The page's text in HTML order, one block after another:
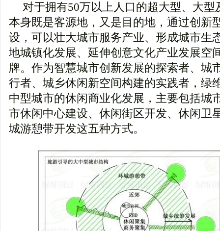
对于拥有50万以上人口的超大型、大
本身既是客源地，又是目的地，通过创新
设，可以壮大城市服务产业、形成城市生
地城镇化发展、延伸创意文化产业发展空
牌。作为智慧城市创新发展的探索者、城
行者、城乡休闲新空间构建的实践者，绿
中型城市的休闲商业化发展，主要包括城
市休闲中心建设、休闲街区开发、休闲卫
城游憩带开发这五种方式。